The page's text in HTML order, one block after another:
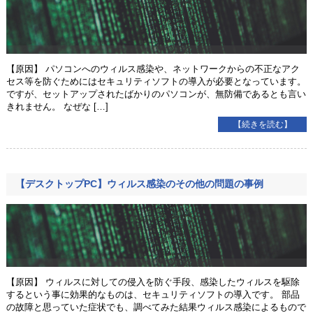
【原因】 パソコンへのウィルス感染や、ネットワークからの不正なアク
セス等を防ぐためにはセキュリティソフトの導入が必要となっています。
ですが、セットアップされたばかりのパソコンが、無防備であるとも言い
きれません。 なぜな […]
【続きを読む】
【デスクトップPC】ウィルス感染のその他の問題の事例
【原因】 ウィルスに対しての侵入を防ぐ手段、感染したウィルスを駆除
するという事に効果的なものは、セキュリティソフトの導入です。 部品
の故障と思っていた症状でも、調べてみた結果ウィルス感染によるもので